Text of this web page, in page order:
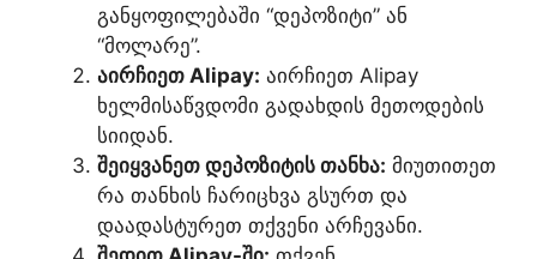
განყოფილებაში “დეპოზიტი” ან
“მოლარე”.
აირჩიეთ Alipay: აირჩიეთ Alipay
ხელმისაწვდომი გადახდის მეთოდების
სიიდან.
შეიყვანეთ დეპოზიტის თანხა: მიუთითეთ
რა თანხის ჩარიცხვა გსურთ და
დაადასტურეთ თქვენი არჩევანი.